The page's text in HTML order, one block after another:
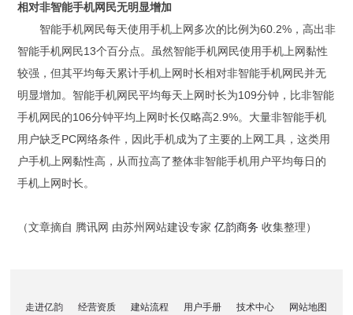
相对非智能手机网民无明显增加
智能手机网民每天使用手机上网多次的比例为60.2%，高出非
智能手机网民13个百分点。虽然智能手机网民使用手机上网黏性
较强，但其平均每天累计手机上网时长相对非智能手机网民并无
明显增加。智能手机网民平均每天上网时长为109分钟，比非智能
手机网民的106分钟平均上网时长仅略高2.9%。大量非智能手机
用户缺乏PC网络条件，因此手机成为了主要的上网工具，这类用
户手机上网黏性高，从而拉高了整体非智能手机用户平均每日的
手机上网时长。
（文章摘自 腾讯网 由苏州网站建设专家 亿韵商务 收集整理）
走进亿韵 经营资质 建站流程 用户手册 技术中心
网站地图